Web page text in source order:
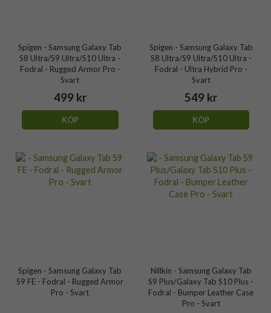
Spigen - Samsung Galaxy Tab
S8 Ultra/S9 Ultra/S10 Ultra -
Fodral - Rugged Armor Pro -
Svart
499 kr
KÖP
Spigen - Samsung Galaxy Tab
S8 Ultra/S9 Ultra/S10 Ultra -
Fodral - Ultra Hybrid Pro -
Svart
549 kr
KÖP
Spigen - Samsung Galaxy Tab
S9 FE - Fodral - Rugged Armor
Pro - Svart
Nillkin - Samsung Galaxy Tab
S9 Plus/Galaxy Tab S10 Plus -
Fodral - Bumper Leather Case
Pro - Svart